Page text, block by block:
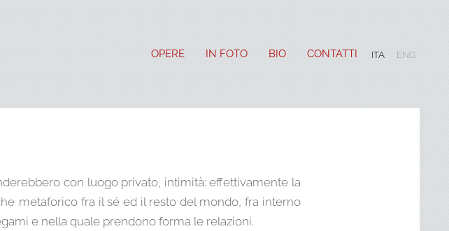
OPERE IN FOTO BIO CONTATTI ITA ENG
con luogo privato, intimità: effettivamente la
metaforico fra il sé ed il resto del mondo, fra interno
e nella quale prendono forma le relazioni.